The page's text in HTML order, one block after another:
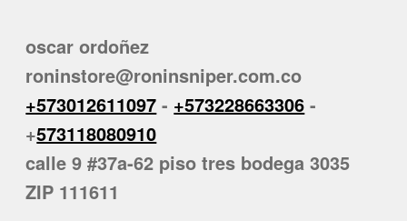
oscar ordoñez
roninstore@roninsniper.com.co
+573012611097 - +573228663306 -
+573118080910
calle 9 #37a-62 piso tres bodega 3035
ZIP 111611